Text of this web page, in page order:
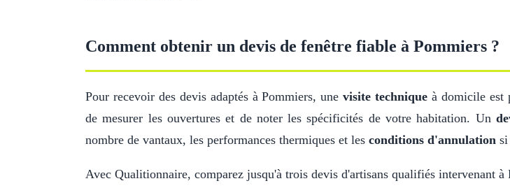
Comment obtenir un devis de fenêtre fiable à Pommiers ?
Pour recevoir des devis adaptés à Pommiers, unevisite technique à domicile est
de mesurer les ouvertures et de noter les spécificités de votre habitation. Un
nombre de vantaux, les performances thermiques et les conditions d'annulation si
Avec Qualitionnaire, comparez jusqu'à trois devis d'artisans qualifiés intervenant